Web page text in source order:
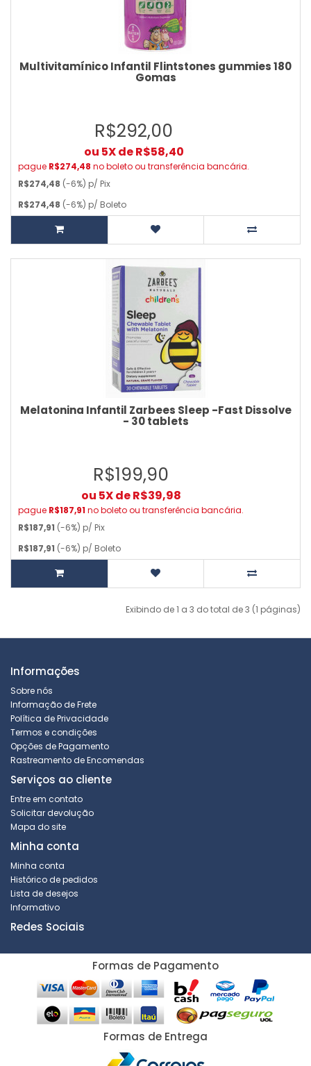
Multivitamínico Infantil Flintstones gummies 180
Gomas
R$292,00
ou 5X de R$58,40
pague R$274,48 no boleto ou transferência bancária.
R$274,48 (-6%) p/ Pix
R$274,48 (-6%) p/ Boleto
Melatonina Infantil Zarbees Sleep -Fast Dissolve
- 30 tablets
R$199,90
ou 5X de R$39,98
pague R$187,91 no boleto ou transferência bancária.
R$187,91 (-6%) p/ Pix
R$187,91 (-6%) p/ Boleto
Exibindo de 1 a 3 do total de 3 (1 páginas)
Informações
Sobre nós
Informação de Frete
Política de Privacidade
Termos e condições
Opções de Pagamento
Rastreamento de Encomendas
Serviços ao cliente
Entre em contato
Solicitar devolução
Mapa do site
Minha conta
Minha conta
Histórico de pedidos
Lista de desejos
Informativo
Redes Sociais
Formas de Pagamento
Formas de Entrega